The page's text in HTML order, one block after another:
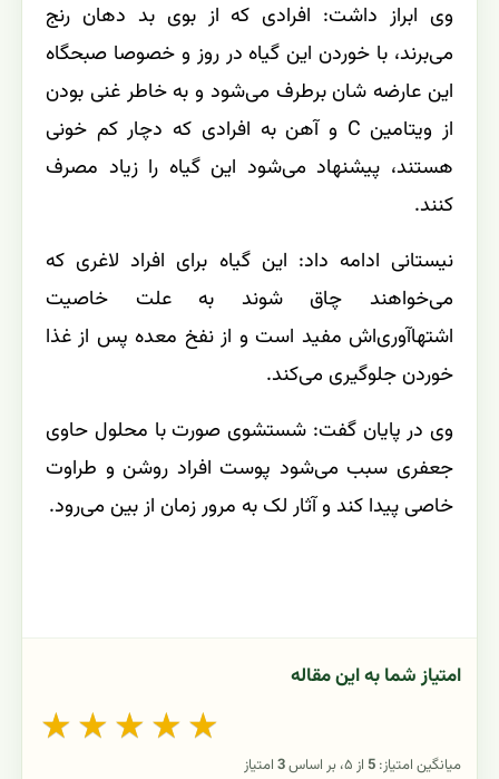
وی ابراز داشت: افرادی که از بوی بد دهان رنج
می‌برند، با خوردن این گیاه در روز و خصوصا صبحگاه
این عارضه شان برطرف می‌شود و به خاطر غنی بودن
از ویتامین C و آهن به افرادی که دچار کم خونی
هستند، پیشنهاد می‌شود این گیاه را زیاد مصرف
کنند.
نیستانی ادامه داد: این گیاه برای افراد لاغری که
می‌خواهند چاق شوند به علت خاصیت
اشتهاآوری‌اش مفید است و از نفخ معده پس از غذا
خوردن جلوگیری می‌کند.
وی در پایان گفت: شستشوی صورت با محلول حاوی
جعفری سبب می‌شود پوست افراد روشن و طراوت
خاصی پیدا کند و آثار لک به مرور زمان از بین می‌رود.
امتیاز شما به این مقاله
★ ★ ★ ★ ★
میانگین امتیاز: 5از ۵، بر اساس 3امتیاز